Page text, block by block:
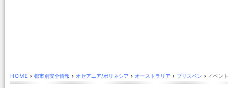
HOME › 都市別安全情報 › オセアニア/ポリネシア › オーストラリア › ブリスベン › イベン